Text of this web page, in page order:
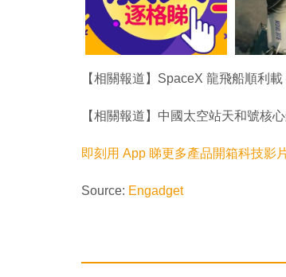
【相關報道】SpaceX 龍飛船順利
【相關報道】中國太空站天和號核
即刻用 App 睇更多產品開箱科技影
Source: Engadget